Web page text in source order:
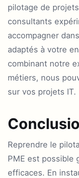
pilotage de
consultants
accompagner
adaptés à votre
combinant notre
métiers, nous
sur vos projets IT.
Reprendre le
PME est possible
efficaces. En